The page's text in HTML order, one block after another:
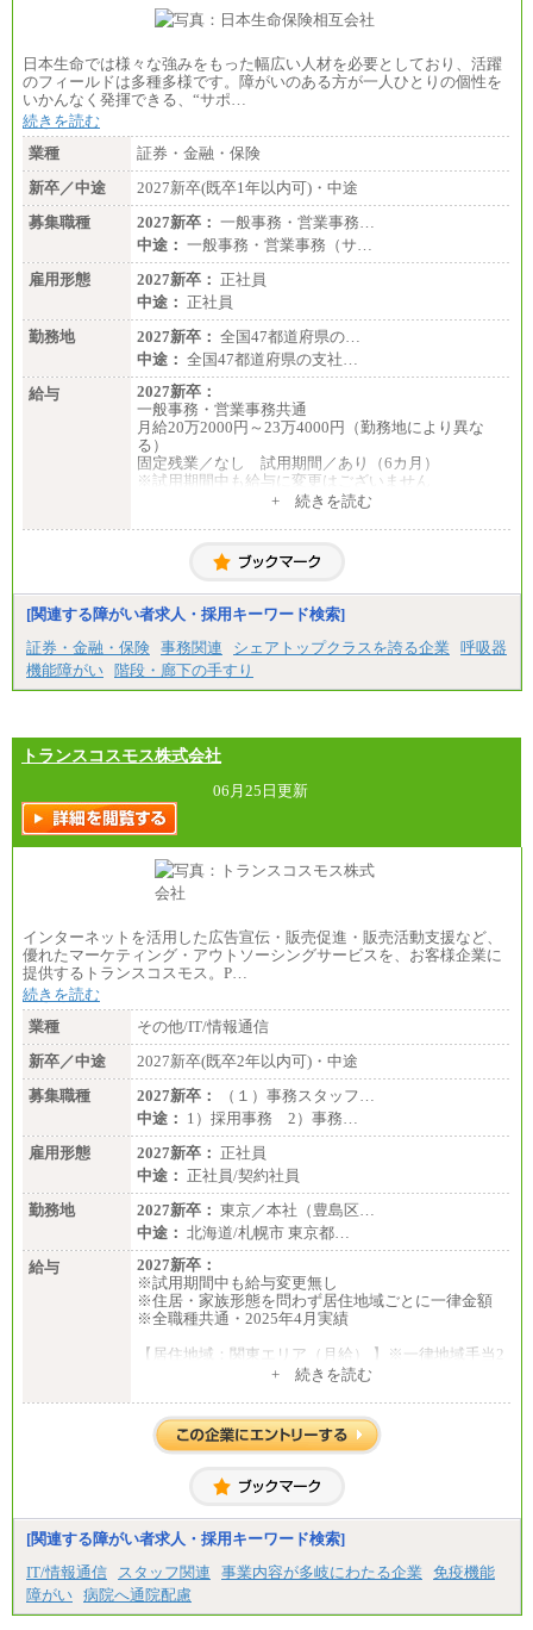
日本生命では様々な強みをもった幅広い人材を必要としており、活躍
のフィールドは多種多様です。障がいのある方が一人ひとりの個性を
いかんなく発揮できる、“サポ…
続きを読む
業種
証券・金融・保険
新卒／中途
2027新卒(既卒1年以内可)・中途
募集職種
2027新卒： 一般事務・営業事務…
中途： 一般事務・営業事務（サ…
雇用形態
2027新卒： 正社員
中途： 正社員
勤務地
2027新卒： 全国47都道府県の…
中途： 全国47都道府県の支社…
給与
2027新卒：
一般事務・営業事務共通
月給20万2000円～23万4000円（勤務地により異な
る）
固定残業／なし 試用期間／あり（6カ月）
※試用期間中も給与に変更はございません
月給20万2000円～23万4000円（勤務地により異な
固定残業／なし 試用期間／あり（6か月）
+ 続きを読む
[関連する障がい者求人・採用キーワード検索]
証券・金融・保険 事務関連 シェアトップクラスを誇る企業
呼吸器
機能障がい 階段・廊下の手すり
トランスコスモス株式会社
06月25日更新
インターネットを活用した広告宣伝・販売促進・販売活動支援など、
優れたマーケティング・アウトソーシングサービスを、お客様企業に
提供するトランスコスモス。P…
続きを読む
業種
その他/IT/情報通信
新卒／中途
2027新卒(既卒2年以内可)・中途
募集職種
2027新卒：
（１）事務スタッフ…
中途： 1）採用事務 2）事務…
雇用形態
2027新卒： 正社員
中途： 正社員/契約社員
勤務地
2027新卒： 東京／本社（豊島区…
中途： 北海道/札幌市 東京都…
給与
2027新卒：
※試用期間中も給与変更無し
※住居・家族形態を問わず居住地域ごとに一律金額
※全職種共通・2025年4月実績
【居住地域：関東エリア（月給） 】※一律地域手当2
大学卒：250,000円
高専卒：244,800円
短大・専門3年制卒：235,300円
専門1年制卒：212,900円
【居住地域：関西エリア（月給） 】※一律地域手当1
5,000円含む
大学院卒：266,100円
大学卒：240,000円
高専卒：234,800円
短大・専門3年制卒：225,300円
+ 続きを読む
[関連する障がい者求人・採用キーワード検索]
IT/情報通信
スタッフ関連 事業内容が多岐にわたる企業
免疫機能
障がい 病院へ通院配慮